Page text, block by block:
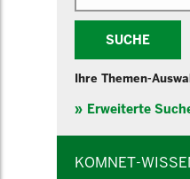
SUCHE
Ihre Themen-
Erweiterte
KOMNET-